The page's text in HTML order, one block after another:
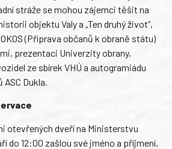
stráže se mohou zájemci těšit na
objektu Valy a „Ten druhý život“,
(Příprava občanů k obraně státu)
prezentaci Univerzity obrany,
ze sbírek VHÚ a autogramiádu
Dukla.
otevřených dveří na Ministerstvu
do 12:00 zašlou své jméno a příjmení,